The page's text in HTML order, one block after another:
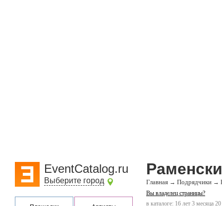
EventCatalog.ru
Выберите город Главная → Подрядчики →
Вы владелец страницы?
в каталоге: 16 лет 3 месяца